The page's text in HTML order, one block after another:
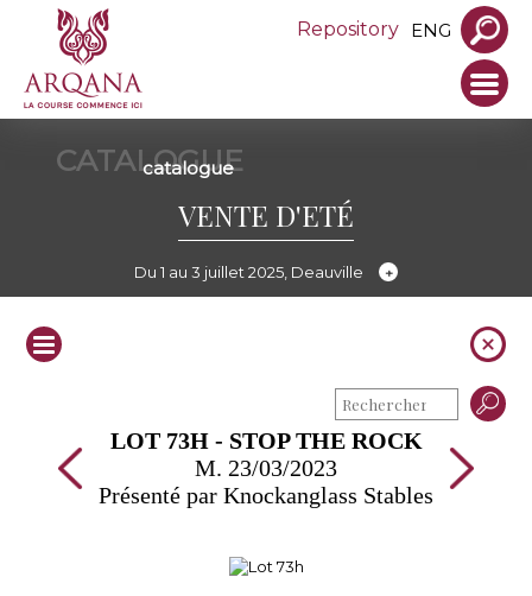
Repository ENG
CATALOGUE
catalogue
VENTE D'ETÉ
Du 1 au 3 juillet 2025, Deauville
LOT 73H - STOP THE ROCK
M. 23/03/2023
Présenté par Knockanglass Stables